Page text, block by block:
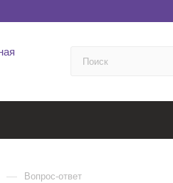
— Вопрос-ответ